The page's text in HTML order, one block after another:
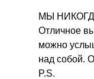
МЫ
Отличное
можно
над собой.
P.S.